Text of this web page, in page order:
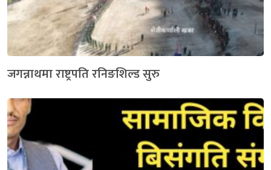
जगन्नाथमा राष्ट्रपति रनिङशिल्ड सुरु